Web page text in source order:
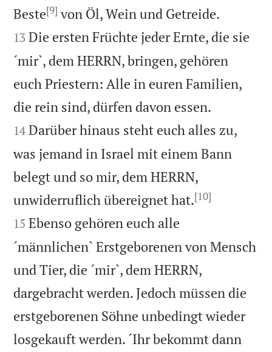
Beste[9] von Öl, Wein und Getreide.
13 Die ersten Früchte jeder Ernte, die sie
´mir`, dem HERRN, bringen, gehören
euch Priestern: Alle in euren Familien,
die rein sind, dürfen davon essen.
14 Darüber hinaus steht euch alles zu,
was jemand in Israel mit einem Bann
belegt und so mir, dem HERRN,
unwiderruflich übereignet hat.[10]
15 Ebenso gehören euch alle
´männlichen` Erstgeborenen von Mensch
und Tier, die ´mir`, dem HERRN,
dargebracht werden. Jedoch müssen die
erstgeborenen Söhne unbedingt wieder
losgekauft werden. ´Ihr bekommt dann